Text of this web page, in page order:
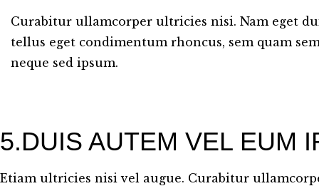
Curabitur ullamcorper ultricies nisi. Nam eget
tellus eget condimentum rhoncus, sem quam
neque sed ipsum.
5.DUIS AUTEM VEL EUM
Etiam ultricies nisi vel augue. Curabitur